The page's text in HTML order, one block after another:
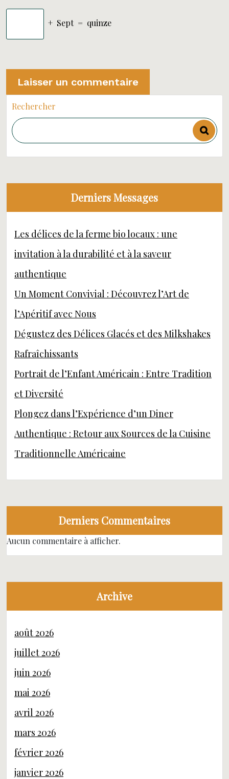
+ Sept = quinze
Rechercher
Derniers Messages
Les délices de la ferme bio locaux : une
invitation à la durabilité et à la saveur
authentique
Un Moment Convivial : Découvrez l’Art de
l’Apéritif avec Nous
Dégustez des Délices Glacés et des Milkshakes
Rafraîchissants
Portrait de l’Enfant Américain : Entre Tradition
et Diversité
Plongez dans l’Expérience d’un Diner
Authentique : Retour aux Sources de la Cuisine
Traditionnelle Américaine
Derniers Commentaires
Aucun commentaire à afficher.
Archive
août 2026
juillet 2026
juin 2026
mai 2026
avril 2026
mars 2026
février 2026
janvier 2026